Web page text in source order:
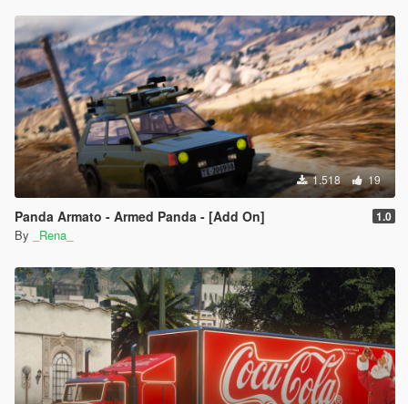
1.518 19
Panda Armato - Armed Panda - [Add On] 1.0
By _Rena_